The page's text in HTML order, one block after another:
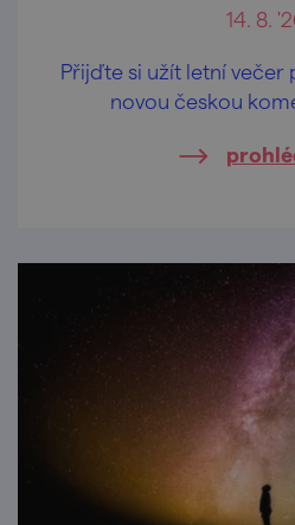
14. 8.
Přijďte si užít letní večer
novou českou